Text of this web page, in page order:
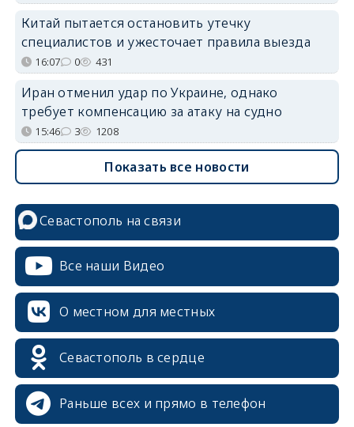
Китай пытается остановить утечку
специалистов и ужесточает правила выезда
16:07 0 431
Иран отменил удар по Украине, однако
требует компенсацию за атаку на судно
15:46 3 1208
Показать все новости
Севастополь на связи
Все наши Видео
О местном для местных
Севастополь в сердце
Раньше всех и прямо в телефон